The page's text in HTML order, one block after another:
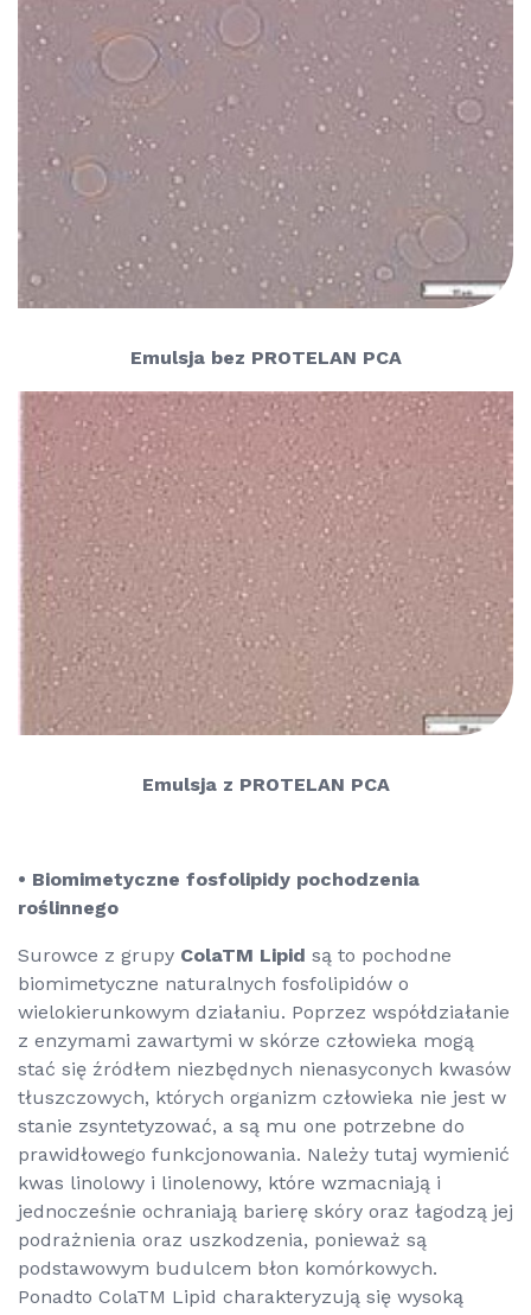
Emulsja bez PROTELAN PCA
Emulsja z PROTELAN PCA
• Biomimetyczne fosfolipidy pochodzenia
roślinnego
Surowce z grupy ColaTM Lipid są to pochodne
biomimetyczne naturalnych fosfolipidów o
wielokierunkowym działaniu. Poprzez współdziałanie
z enzymami zawartymi w skórze człowieka mogą
stać się źródłem niezbędnych nienasyconych kwasów
tłuszczowych, których organizm człowieka nie jest w
stanie zsyntetyzować, a są mu one potrzebne do
prawidłowego funkcjonowania. Należy tutaj wymienić
kwas linolowy i linolenowy, które wzmacniają i
jednocześnie ochraniają barierę skóry oraz łagodzą jej
podrażnienia oraz uszkodzenia, ponieważ są
podstawowym budulcem błon komórkowych.
Ponadto ColaTM Lipid charakteryzują się wysoką